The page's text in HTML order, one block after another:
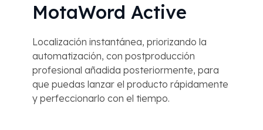
MotaWord Active
Localización instantánea, priorizando la
automatización, con postproducción
profesional añadida posteriormente, para
que puedas lanzar el producto rápidamente
y perfeccionarlo con el tiempo.